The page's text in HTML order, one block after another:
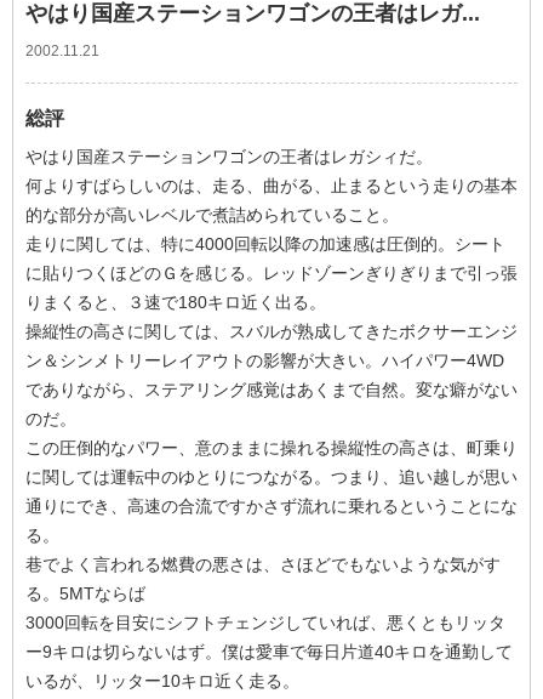
やはり国産ステーションワゴンの王者はレガ...
2002.11.21
総評
やはり国産ステーションワゴンの王者はレガシィだ。
何よりすばらしいのは、走る、曲がる、止まるという走りの基本
的な部分が高いレベルで煮詰められていること。
走りに関しては、特に4000回転以降の加速感は圧倒的。シート
に貼りつくほどのＧを感じる。レッドゾーンぎりぎりまで引っ張
りまくると、３速で180キロ近く出る。
操縦性の高さに関しては、スバルが熟成してきたボクサーエンジ
ン＆シンメトリーレイアウトの影響が大きい。ハイパワー4WD
でありながら、ステアリング感覚はあくまで自然。変な癖がない
のだ。
この圧倒的なパワー、意のままに操れる操縦性の高さは、町乗り
に関しては運転中のゆとりにつながる。つまり、追い越しが思い
通りにでき、高速の合流ですかさず流れに乗れるということにな
る。
巷でよく言われる燃費の悪さは、さほどでもないような気がす
る。5MTならば
3000回転を目安にシフトチェンジしていれば、悪くともリッタ
ー9キロは切らないはず。僕は愛車で毎日片道40キロを通勤して
いるが、リッター10キロ近く走る。